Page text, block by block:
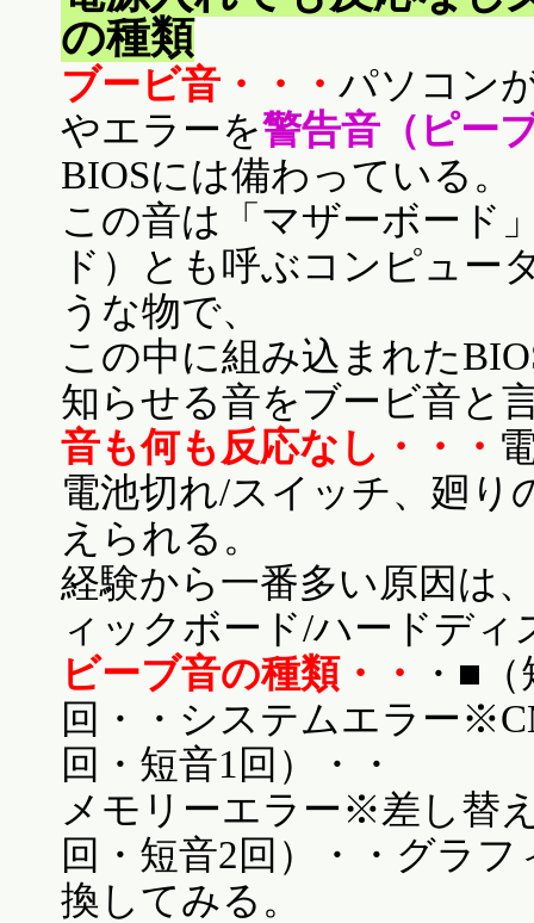
の種類
ブービ音・・・パソコン
やエラーを警告音（ピー
BIOSには備わっている。
この音は「マザーボード
ド）とも呼ぶコンピュー
うな物で、
この中に組み込まれた
知らせる音をブービ音と
音も何も反応なし・・・
電池切れ/スイッチ、廻り
えられる。
経験から一番多い原因は
ィックボード/ハードディ
ビーブ音の種類・・
・■
回・・システムエラー
回・短音1回）・・
メモリーエラー※差し替
回・短音2回）・・グラ
換してみる。